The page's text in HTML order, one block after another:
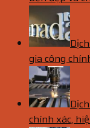
gia công
chính xác,